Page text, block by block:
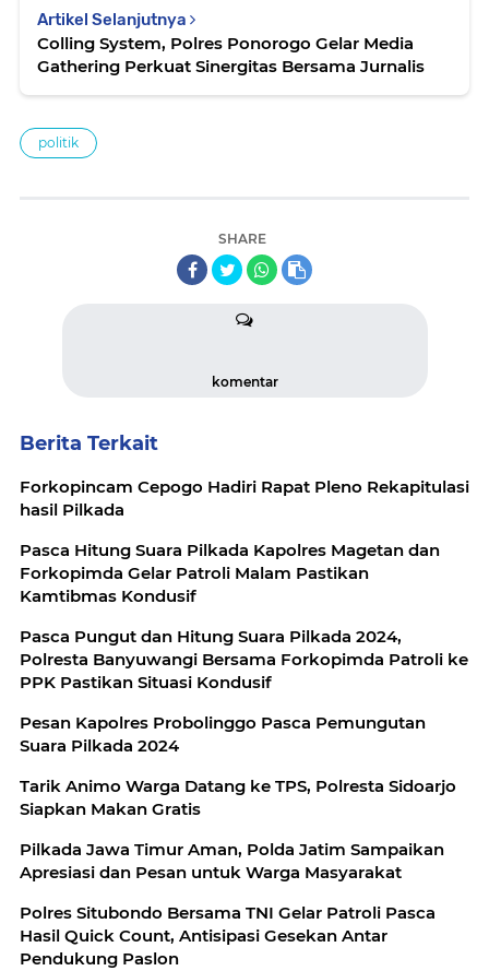
Artikel Selanjutnya
Colling System, Polres Ponorogo Gelar Media
Gathering Perkuat Sinergitas Bersama Jurnalis
politik
SHARE
komentar
Berita Terkait
Forkopincam Cepogo Hadiri Rapat Pleno Rekapitulasi
hasil Pilkada
Pasca Hitung Suara Pilkada Kapolres Magetan dan
Forkopimda Gelar Patroli Malam Pastikan
Kamtibmas Kondusif
Pasca Pungut dan Hitung Suara Pilkada 2024,
Polresta Banyuwangi Bersama Forkopimda Patroli ke
PPK Pastikan Situasi Kondusif
Pesan Kapolres Probolinggo Pasca Pemungutan
Suara Pilkada 2024
Tarik Animo Warga Datang ke TPS, Polresta Sidoarjo
Siapkan Makan Gratis
Pilkada Jawa Timur Aman, Polda Jatim Sampaikan
Apresiasi dan Pesan untuk Warga Masyarakat
Polres Situbondo Bersama TNI Gelar Patroli Pasca
Hasil Quick Count, Antisipasi Gesekan Antar
Pendukung Paslon